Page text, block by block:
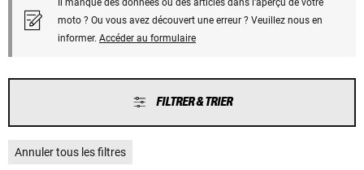
Il manque des données ou des articles dans l'aperçu de votre
moto ? Ou vous avez découvert une erreur ? Veuillez nous en
informer. Accéder au formulaire
FILTRER & TRIER
Annuler tous les filtres